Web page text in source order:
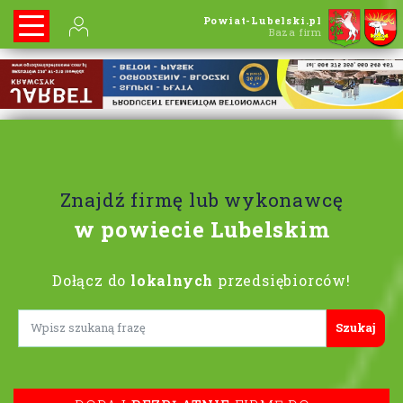
Powiat-Lubelski.pl
Baza firm
Znajdź firmę lub wykonawcę
w powiecie Lubelskim
Dołącz do lokalnych przedsiębiorców!
Lorem ipsum